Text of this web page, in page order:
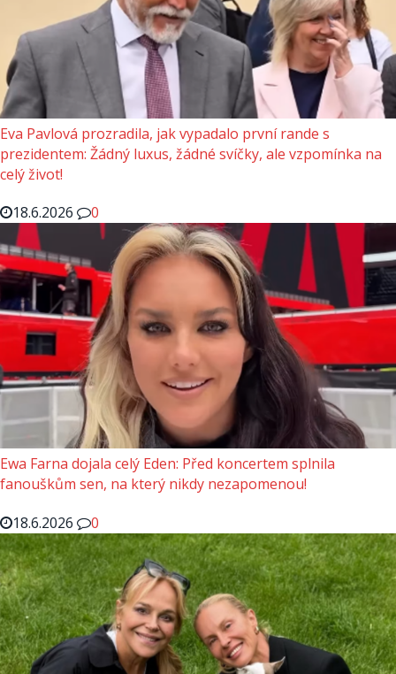
Eva Pavlová prozradila, jak vypadalo první rande s
prezidentem: Žádný luxus, žádné svíčky, ale vzpomínka na
celý život!
18.6.2026
0
Ewa Farna dojala celý Eden: Před koncertem splnila
fanouškům sen, na který nikdy nezapomenou!
18.6.2026
0